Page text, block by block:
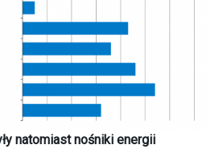
natomiast nośniki energii